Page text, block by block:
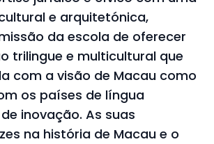
e arquitetónica,
da escola de oferecer
trilingue e multicultural que
com a visão de Macau como
os países de língua
inovação. As suas
na história de Macau e o